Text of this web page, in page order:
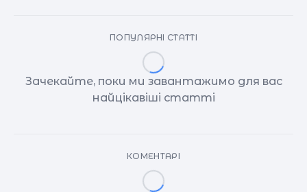
ПОПУЛЯРНІ СТАТТІ
Зачекайте, поки ми завантажимо для вас
найцікавіші статті
КОМЕНТАРІ